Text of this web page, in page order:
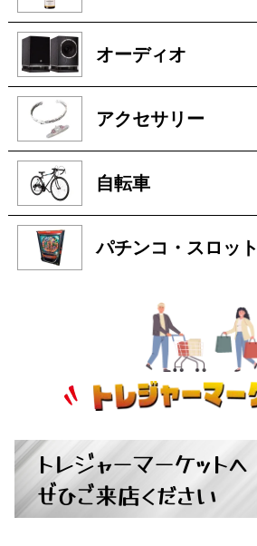
オーディオ
アクセサリー
自転車
パチンコ・スロット
トレジャーマーケットへ
ぜひご来店ください